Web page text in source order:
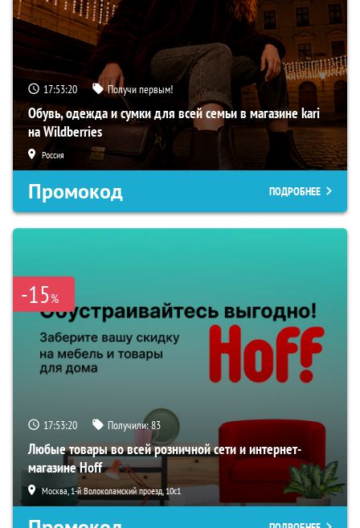
17:53:20 Получи первым!
Обувь, одежда и сумки для всей семьи в магазине kari
на Wildberries
Россия
Промокод ПОДРОБНЕЕ
-15%
17:53:20 Получили:83
Любые товары во всей розничной сети и интернет-
магазине Hoff
Москва, 1-й Волоколамский проезд, 10с1